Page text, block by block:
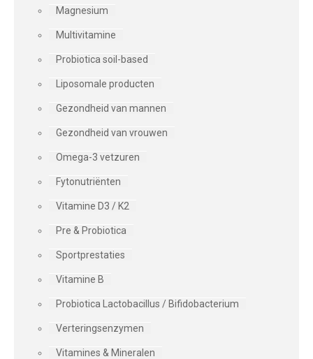
Magnesium
Multivitamine
Probiotica soil-based
Liposomale producten
Gezondheid van mannen
Gezondheid van vrouwen
Omega-3 vetzuren
Fytonutriënten
Vitamine D3 / K2
Pre & Probiotica
Sportprestaties
Vitamine B
Probiotica Lactobacillus / Bifidobacterium
Verteringsenzymen
Vitamines & Mineralen